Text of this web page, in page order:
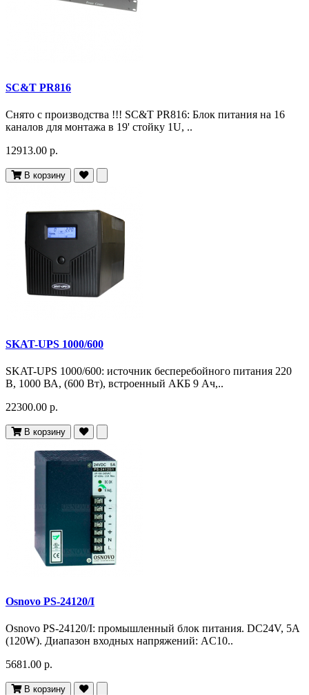
SC&T PR816
Снято c производства !!! SC&T PR816: Блок питания на 16
каналов для монтажа в 19' стойку 1U, ..
12913.00 р.
В корзину
SKAT-UPS 1000/600
SKAT-UPS 1000/600: источник бесперебойного питания 220
В, 1000 ВА, (600 Вт), встроенный АКБ 9 Ач,..
22300.00 р.
В корзину
Osnovo PS-24120/I
Osnovo PS-24120/I: промышленный блок питания. DC24V, 5A
(120W). Диапазон входных напряжений: AC10..
5681.00 р.
В корзину